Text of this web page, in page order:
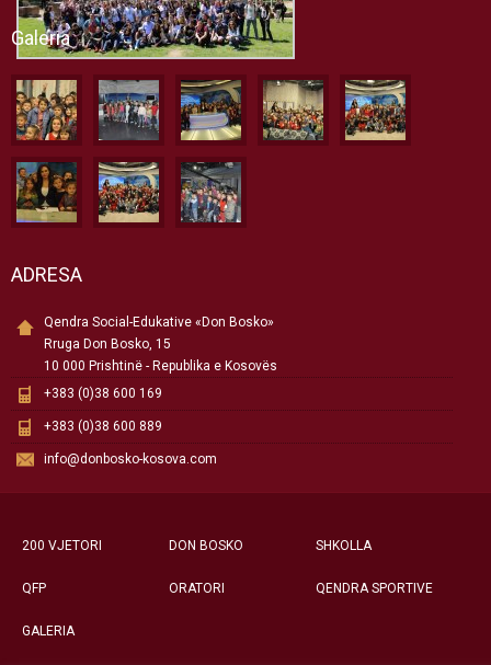
Galeria
ADRESA
Qendra Social-Edukative «Don Bosko»
Rruga Don Bosko, 15
10 000 Prishtinë - Republika e Kosovës
+383 (0)38 600 169
+383 (0)38 600 889
info@donbosko-kosova.com
200 VJETORI DON BOSKO SHKOLLA
QFP ORATORI QENDRA SPORTIVE
GALERIA